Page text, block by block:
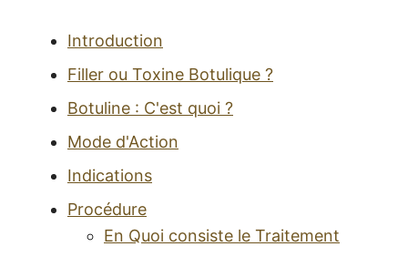
Introduction
Filler ou Toxine Botulique ?
Botuline : C'est quoi ?
Mode d'Action
Indications
Procédure
En Quoi consiste le Traitement